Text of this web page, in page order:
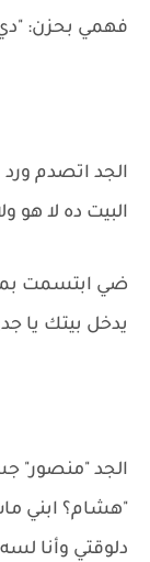
فهمي بحزن:
الجد اتصدم
البيت ده لا هو
ضي ابتسمت
يدخل بيتك يا
الجد "منصور"
"هشام؟ ابني
دلوقتي وأنا